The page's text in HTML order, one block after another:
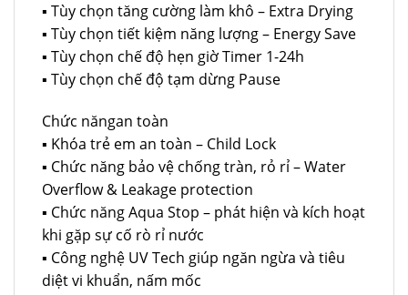
▪ Tùy chọn tăng cường làm khô – Extra Drying
▪ Tùy chọn tiết kiệm năng lượng – Energy Save
▪ Tùy chọn chế độ hẹn giờ Timer 1-24h
▪ Tùy chọn chế độ tạm dừng Pause
Chức năngan toàn
▪ Khóa trẻ em an toàn – Child Lock
▪ Chức năng bảo vệ chống tràn, rỏ rỉ – Water
Overflow & Leakage protection
▪ Chức năng Aqua Stop – phát hiện và kích hoạt
khi gặp sự cố rò rỉ nước
▪ Công nghệ UV Tech giúp ngăn ngừa và tiêu
diệt vi khuẩn, nấm mốc